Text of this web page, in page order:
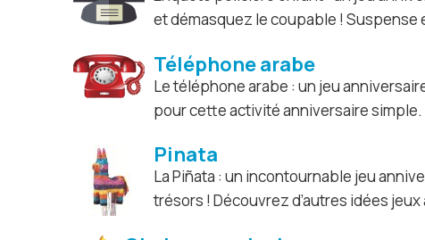
et démasquez le coupable ! Suspense
Téléphone arabe
Le téléphone arabe : un jeu
pour cette activité anniversaire
Pinata
La Piñata : un incontournable jeu
trésors ! Découvrez d’autres idées